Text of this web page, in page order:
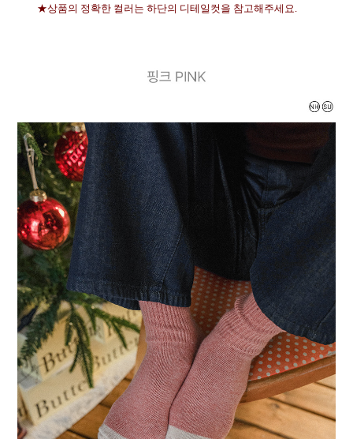
★상품의 정확한 컬러는 하단의 디테일컷을 참고해주세요.